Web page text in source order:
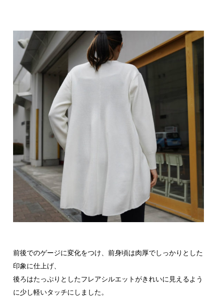
前後でのゲージに変化をつけ、前身頃は肉厚でしっかりとした
印象に仕上げ、
後ろはたっぷりとしたフレアシルエットがきれいに見えるよう
に少し軽いタッチにしました。